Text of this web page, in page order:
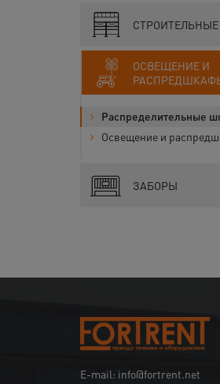
СТРОИТЕЛЬНЫЕ
ОСВЕЩЕНИЕ И
Распределительные
Освещение и
ЗАБОРЫ
E-mail: info@fortrent.net